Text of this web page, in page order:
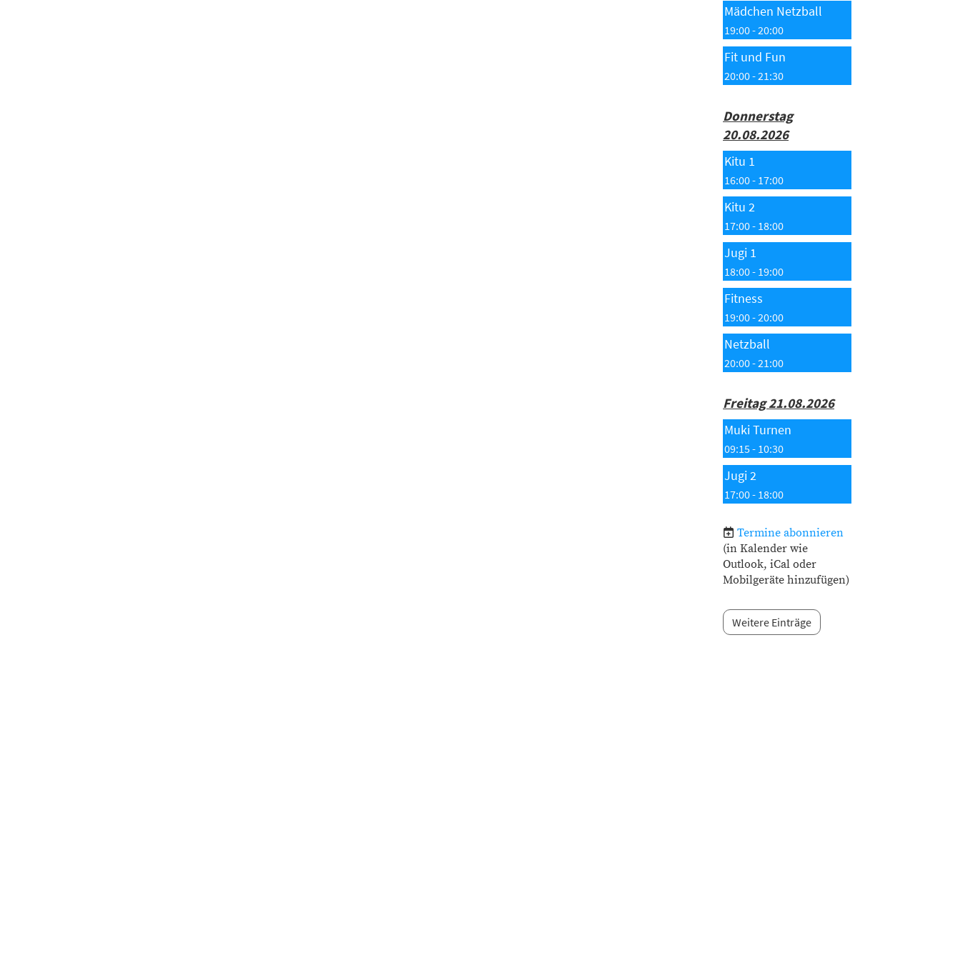
Mädchen Netzball
19:00 - 20:00
Fit und Fun
20:00 - 21:30
Donnerstag
20.08.2026
Kitu 1
16:00 - 17:00
Kitu 2
17:00 - 18:00
Jugi 1
18:00 - 19:00
Fitness
19:00 - 20:00
Netzball
20:00 - 21:00
Freitag 21.08.2026
Muki Turnen
09:15 - 10:30
Jugi 2
17:00 - 18:00
Termine abonnieren
(in Kalender wie
Outlook, iCal oder
Mobilgeräte hinzufügen)
Weitere Einträge